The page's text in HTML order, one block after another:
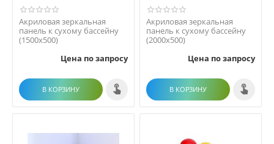
Акриловая зеркальная
панель к сухому бассейну
(1500х500)
Цена по запросу
В КОРЗИНУ
Акриловая зеркальная
панель к сухому бассейну
(2000х500)
Цена по запросу
В КОРЗИНУ